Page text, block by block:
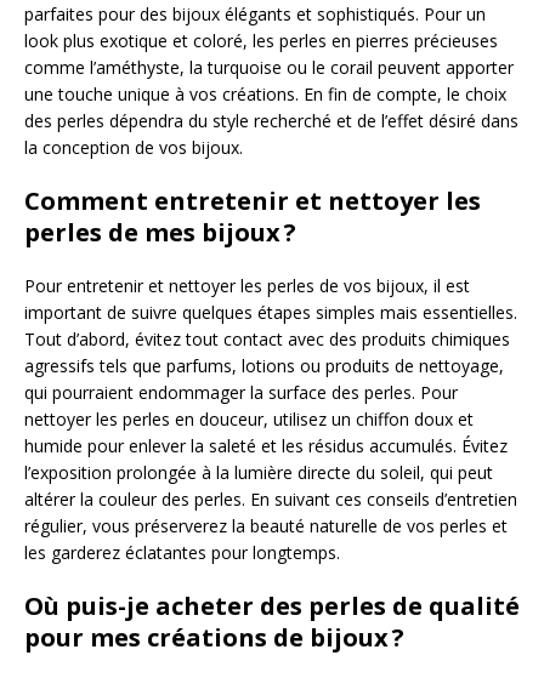
parfaites pour des bijoux élégants et sophistiqués. Pour un
look plus exotique et coloré, les perles en pierres précieuses
comme l’améthyste, la turquoise ou le corail peuvent apporter
une touche unique à vos créations. En fin de compte, le choix
des perles dépendra du style recherché et de l’effet désiré dans
la conception de vos bijoux.
Comment entretenir et nettoyer les
perles de mes bijoux ?
Pour entretenir et nettoyer les perles de vos bijoux, il est
important de suivre quelques étapes simples mais essentielles.
Tout d’abord, évitez tout contact avec des produits chimiques
agressifs tels que parfums, lotions ou produits de nettoyage,
qui pourraient endommager la surface des perles. Pour
nettoyer les perles en douceur, utilisez un chiffon doux et
humide pour enlever la saleté et les résidus accumulés. Évitez
l’exposition prolongée à la lumière directe du soleil, qui peut
altérer la couleur des perles. En suivant ces conseils d’entretien
régulier, vous préserverez la beauté naturelle de vos perles et
les garderez éclatantes pour longtemps.
Où puis-je acheter des perles de qualité
pour mes créations de bijoux ?